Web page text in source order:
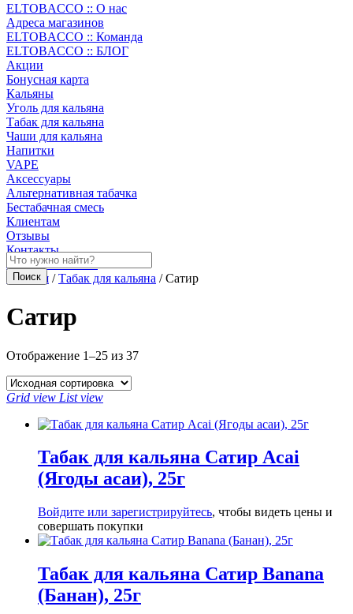
ELTOBACCO :: О нас
Адреса магазинов
ELTOBACCO :: Команда
ELTOBACCO :: БЛОГ
Акции
Бонусная карта
Кальяны
Уголь для кальяна
Табак для кальяна
Чаши для кальяна
Напитки
VAPE
Аксессуары
Альтернативная табачка
Бестабачная смесь
Клиентам
Отзывы
Контакты
Личный кабинет
Главная /Табак для кальяна / Сатир
Сатир
Отображение 1–25 из 37
Grid view List view
Табак для кальяна Сатир Acai
(Ягоды асаи), 25г
Войдите или зарегистрируйтесь, чтобы видеть цены и
совершать покупки
Табак для кальяна Сатир Banana
(Банан), 25г